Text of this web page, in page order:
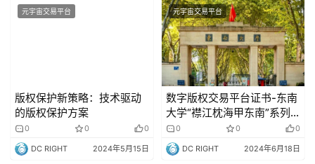
元宇宙交易平台
版权保护新策略：技术驱动
的版权保护方案
0 0 0
DC RIGHT 2024年5月15日
元宇宙交易平台
数字版权交易平台证书-东南
大学“襟江枕海甲东南”系列
科普研学
0 0 0
DC RIGHT 2024年6月18日